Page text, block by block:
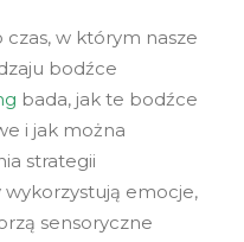
w którym nasze
bodźce
bada, jak te bodźce
i jak można
strategii
emocje,
sensoryczne